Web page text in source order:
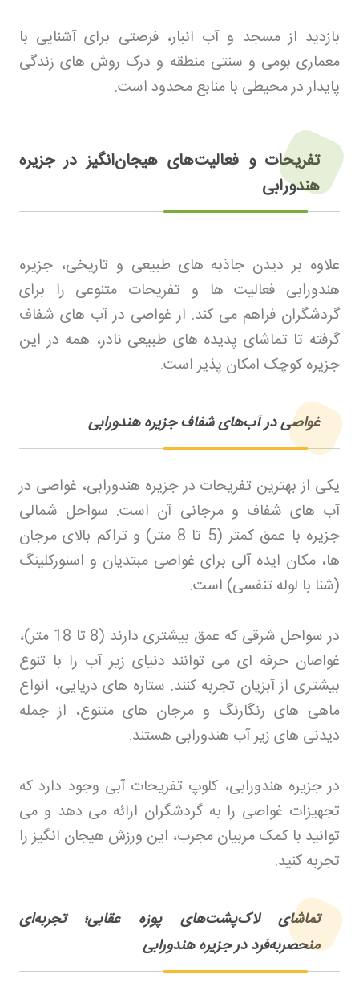
بازدید از مسجد و آب انبار، فرصتی برای آشنایی با
معماری بومی و سنتی منطقه و درک روش های زندگی
پایدار در محیطی با منابع محدود است.
تفریحات و فعالیت‌های هیجان‌انگیز در جزیره
هندورابی
علاوه بر دیدن جاذبه های طبیعی و تاریخی، جزیره
هندورابی فعالیت ها و تفریحات متنوعی را برای
گردشگران فراهم می کند. از غواصی در آب های شفاف
گرفته تا تماشای پدیده های طبیعی نادر، همه در این
جزیره کوچک امکان پذیر است.
غواصی در آب‌های شفاف جزیره هندورابی
یکی از بهترین تفریحات در جزیره هندورابی، غواصی در
آب های شفاف و مرجانی آن است. سواحل شمالی
جزیره با عمق کمتر (5 تا 8 متر) و تراکم بالای مرجان
ها، مکان ایده آلی برای غواصی مبتدیان و اسنورکلینگ
(شنا با لوله تنفسی) است.
در سواحل شرقی که عمق بیشتری دارند (8 تا 18 متر)،
غواصان حرفه ای می توانند دنیای زیر آب را با تنوع
بیشتری از آبزیان تجربه کنند. ستاره های دریایی، انواع
ماهی های رنگارنگ و مرجان های متنوع، از جمله
دیدنی های زیر آب هندورابی هستند.
در جزیره هندورابی، کلوپ تفریحات آبی وجود دارد که
تجهیزات غواصی را به گردشگران ارائه می دهد و می
توانید با کمک مربیان مجرب، این ورزش هیجان انگیز را
تجربه کنید.
تماشای لاک‌پشت‌های پوزه عقابی؛ تجربه‌ای
منحصربه‌فرد در جزیره هندورابی